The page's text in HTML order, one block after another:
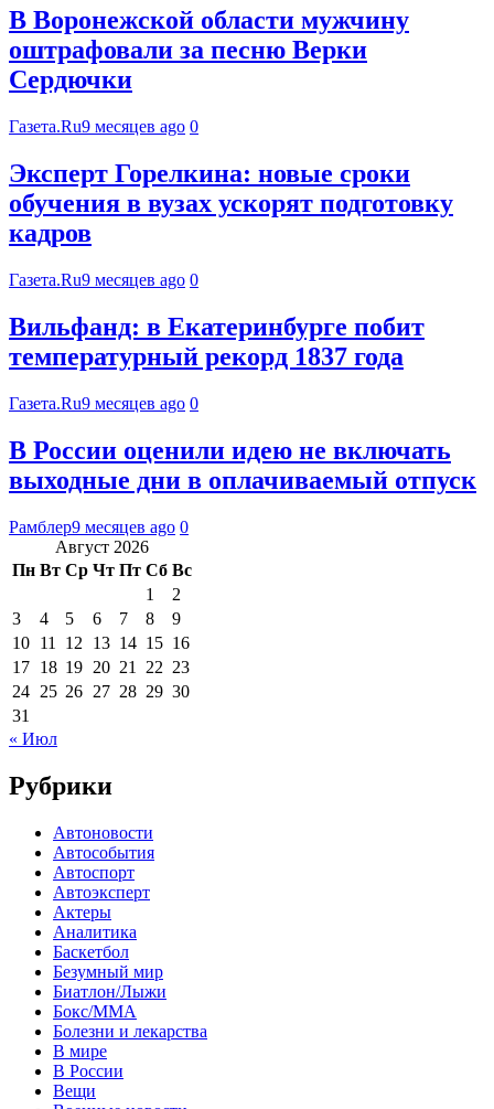
В Воронежской области мужчину
оштрафовали за песню Верки
Сердючки
Газета.Ru9 месяцев ago 0
Эксперт Горелкина: новые сроки
обучения в вузах ускорят подготовку
кадров
Газета.Ru9 месяцев ago 0
Вильфанд: в Екатеринбурге побит
температурный рекорд 1837 года
Газета.Ru9 месяцев ago 0
В России оценили идею не включать
выходные дни в оплачиваемый отпуск
Рамблер9 месяцев ago 0
Август 2026
Пн Вт Ср Чт Пт Сб Вс
1
2
3
4 5 6 7 8
9
10 11 12 13 14 15 16
17 18 19 20 21 22 23
24 25 26 27 28 29 30
31
« Июл
Рубрики
Автоновости
Автособытия
Автоспорт
Автоэксперт
Актеры
Аналитика
Баскетбол
Безумный мир
Биатлон/Лыжи
Бокс/MMA
Болезни и лекарства
В мире
В России
Вещи